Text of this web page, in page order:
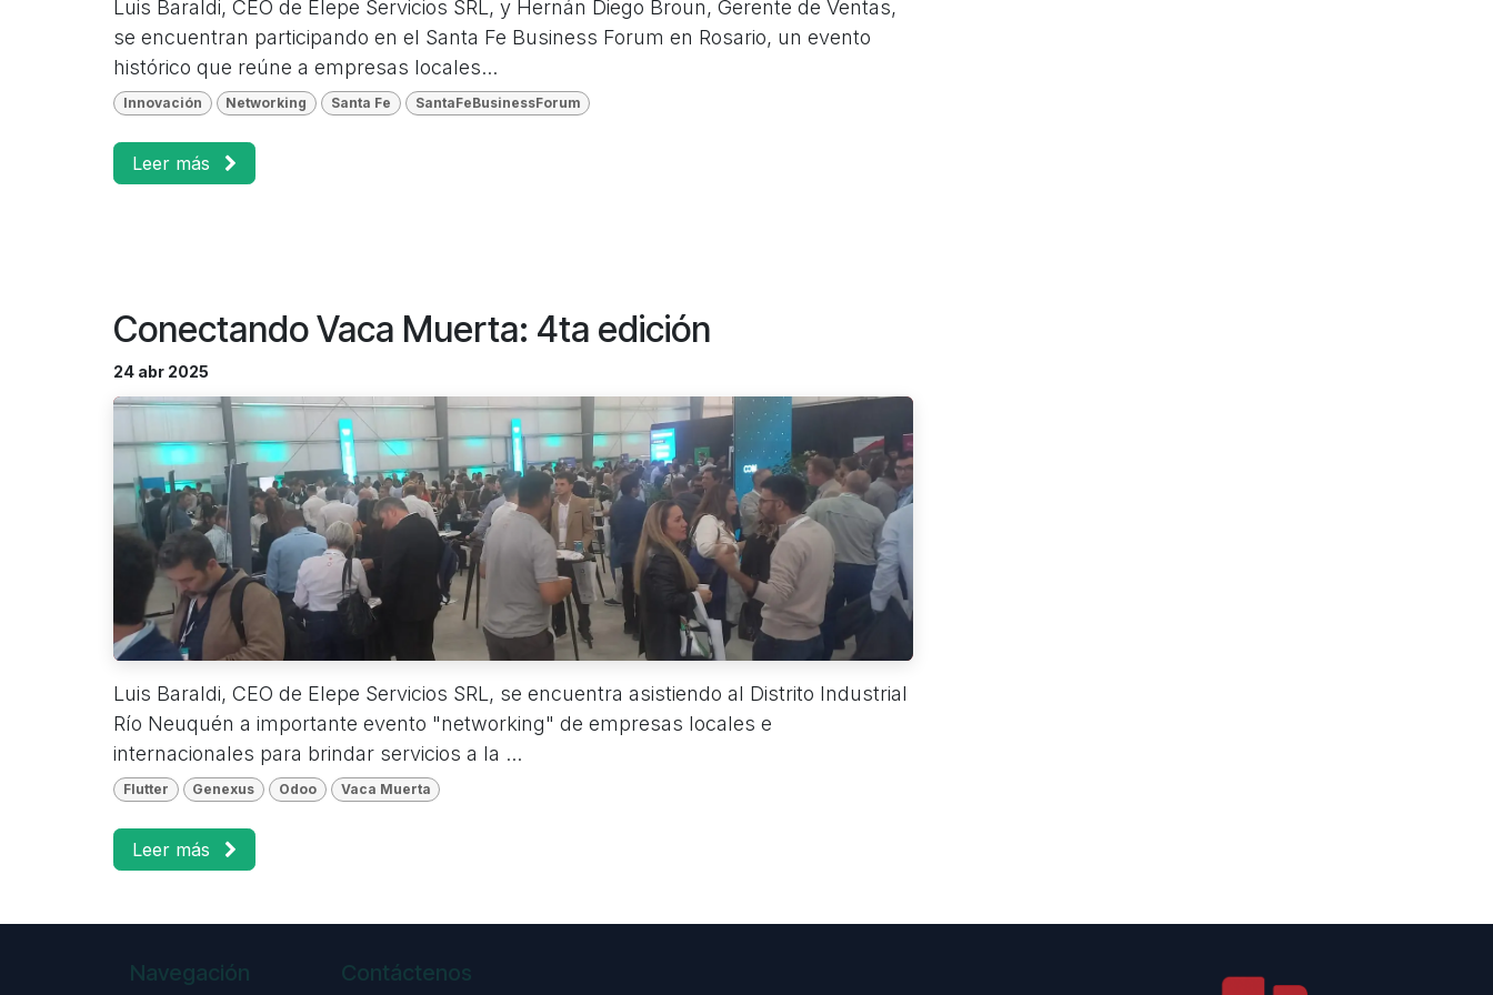
Luis Baraldi, CEO de Elepe Servicios SRL, y Hernán Diego Broun, Gerente de Ventas,
se encuentran participando en el Santa Fe Business Forum en Rosario, un evento
histórico que reúne a empresas locales...
Innovación Networking Santa Fe SantaFeBusinessForum
Leer más
Conectando Vaca Muerta: 4ta edición
24 abr 2025
Luis Baraldi, CEO de Elepe Servicios SRL, se encuentra asistiendo al Distrito Industrial
Río Neuquén a importante evento "networking" de empresas locales e
internacionales para brindar servicios a la ...
Flutter Genexus Odoo Vaca Muerta
Leer más
Navegación Contáctenos